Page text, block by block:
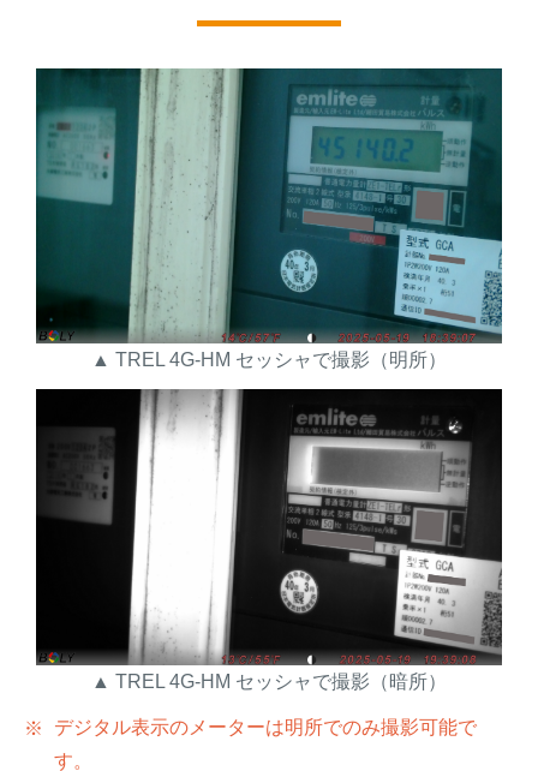
▲ TREL 4G-HM セッシャで撮影（明所）
▲ TREL 4G-HM セッシャで撮影（暗所）
デジタル表示のメーターは明所でのみ撮影可能で
す。